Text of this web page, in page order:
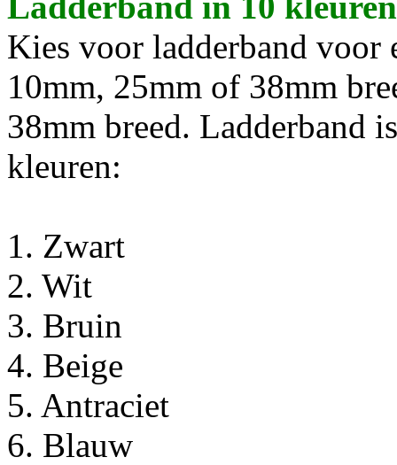
Kies voor ladderband
10mm, 25mm of 38mm
38mm breed. Ladderband
kleuren:
1. Zwart
2. Wit
3. Bruin
4. Beige
5. Antraciet
6. Blauw